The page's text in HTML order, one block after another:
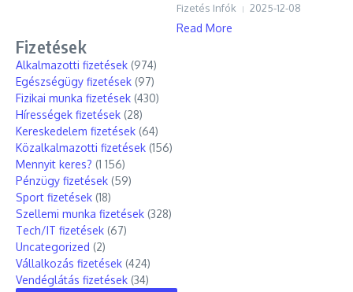
Fizetés Infók 2025-12-08
Read More
Fizetések
Alkalmazotti fizetések (974)
Egészségügy fizetések (97)
Fizikai munka fizetések (430)
Hírességek fizetések (28)
Kereskedelem fizetések (64)
Közalkalmazotti fizetések (156)
Mennyit keres? (1 156)
Pénzügy fizetések (59)
Sport fizetések (18)
Szellemi munka fizetések (328)
Tech/IT fizetések (67)
Uncategorized (2)
Vállalkozás fizetések (424)
Vendéglátás fizetések (34)